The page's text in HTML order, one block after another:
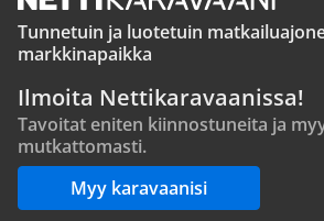
Tunnetuin ja luotetuin
markkinapaikka
Ilmoita Nettikaravaanissa!
Tavoitat eniten kiinnostuneita ja
mutkattomasti.
Myy karavaanisi